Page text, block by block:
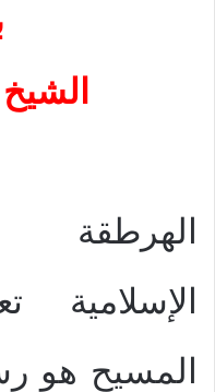
الهرطقة
المسيح هو